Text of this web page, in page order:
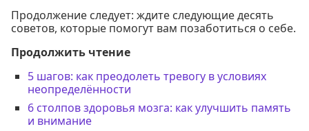
Продолжение следует: ждите следующие десять
советов, которые помогут вам позаботиться о себе.
Продолжить чтение
5 шагов: как преодолеть тревогу в условиях
неопределённости
6 столпов здоровья мозга: как улучшить память
и внимание